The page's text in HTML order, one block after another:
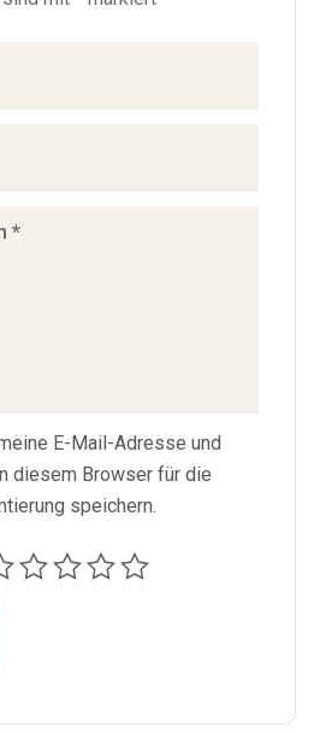
E-Mail-Adresse und
diesem Browser für die
speichern.